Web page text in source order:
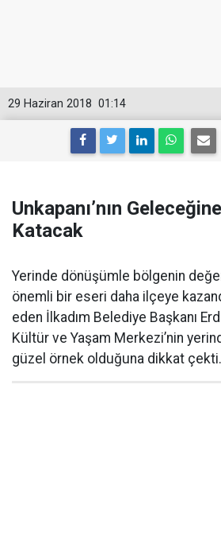
01:14
29 Haziran 2018
Unkapanı’nın
Katacak
Yerinde dönüşümle bölgenin
önemli bir eseri daha ilçeye
eden İlkadım Belediye Başkanı
Kültür ve Yaşam Merkezi’nin
güzel örnek olduğuna dikkat çekti.